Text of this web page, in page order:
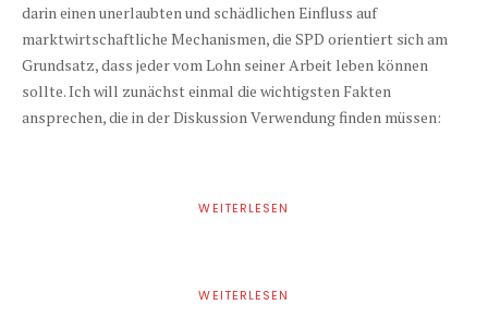
darin einen unerlaubten und schädlichen Einfluss auf
marktwirtschaftliche Mechanismen, die SPD orientiert sich am
Grundsatz, dass jeder vom Lohn seiner Arbeit leben können
sollte. Ich will zunächst einmal die wichtigsten Fakten
ansprechen, die in der Diskussion Verwendung finden müssen:
WEITERLESEN
WEITERLESEN